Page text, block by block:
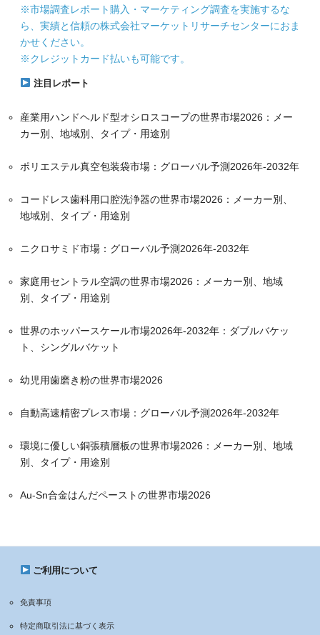
※市場調査レポート購入・マーケティング調査を実施するな
ら、実績と信頼の株式会社マーケットリサーチセンターにおま
かせください。
※クレジットカード払いも可能です。
注目レポート
産業用ハンドヘルド型オシロスコープの世界市場2026：メー
カー別、地域別、タイプ・用途別
ポリエステル真空包装袋市場：グローバル予測2026年-2032年
コードレス歯科用口腔洗浄器の世界市場2026：メーカー別、
地域別、タイプ・用途別
ニクロサミド市場：グローバル予測2026年-2032年
家庭用セントラル空調の世界市場2026：メーカー別、地域
別、タイプ・用途別
世界のホッパースケール市場2026年-2032年：ダブルバケッ
ト、シングルバケット
幼児用歯磨き粉の世界市場2026
自動高速精密プレス市場：グローバル予測2026年-2032年
環境に優しい銅張積層板の世界市場2026：メーカー別、地域
別、タイプ・用途別
Au-Sn合金はんだペーストの世界市場2026
ご利用について
免責事項
特定商取引法に基づく表示